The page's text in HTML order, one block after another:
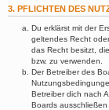
3. PFLICHTEN DES
Du erklärst mit der
geltendes Recht
das Recht besitzt,
bzw. zu verwenden.
Der Betreiber des
Betreiber dich nach
Boards ausschließen